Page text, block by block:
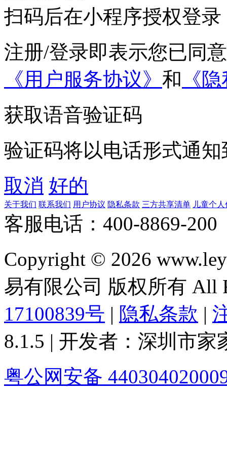
扫码后在小程序授权登录
注册/登录即表示您已同
《用户服务协议》 和 《
获取语音验证码
验证码将以电话形式通
取消 好的
关于我们 联系我们 用户协议 隐私条款 三方共享清单 儿童个
客服电话：400-8869-200
Copyright © 2026
易有限公司 版权所有 All
17100839号 | 隐私条款 |
8.1.5 | 开发者：深圳市
粤公网安备